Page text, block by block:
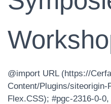
@import URL (https://
Content/Plugins/siteorigin-
Flex.CSS); #pgc-2316-0-